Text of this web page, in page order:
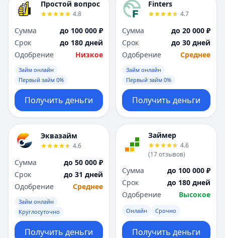
Простой вопрос
4.8
Сумма
до 100 000 ₽
Срок
до 180 дней
Одобрение
Низкое
Займ онлайн
Первый займ 0%
Получить деньги
Finters
4.7
Сумма
до 20 000 ₽
Срок
до 30 дней
Одобрение
Среднее
Займ онлайн
Первый займ 0%
Получить деньги
Эквазайм
4.6
Сумма
до 50 000 ₽
Срок
до 31 дней
Одобрение
Среднее
Займ онлайн
Круглосуточно
Получить деньги
Займер
4.6
(17отзывов)
Сумма
до 100 000 ₽
Срок
до 180 дней
Одобрение
Высокое
Онлайн Срочно
Получить деньги